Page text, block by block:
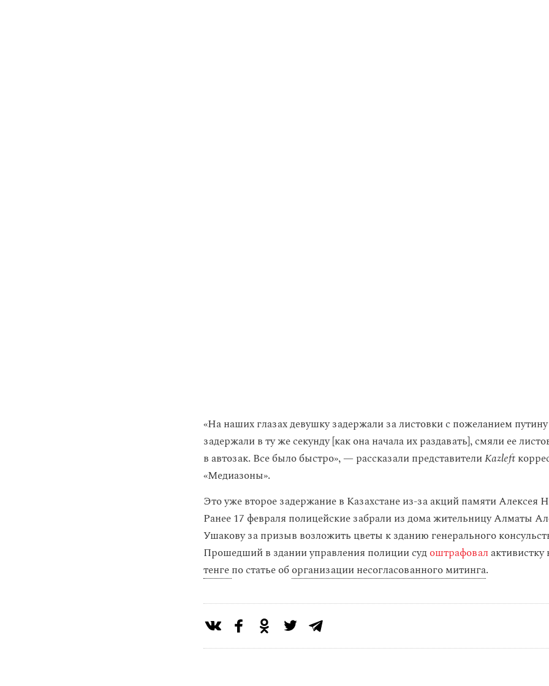
«На наших глазах девушку задержали за листовки с пожеланием
задержали в ту же секунду [как она начала их раздавать], смяли ее
в автозак. Все было быстро», — рассказали представителиKazleft
«Медиазоны».
Это уже второе задержание в Казахстане из-за акций памяти Алексея
Ранее 17 февраля полицейские забрали из дома жительницу Алматы
Ушакову за призыв возложить цветы к зданию генерального
Прошедший в здании управления полиции судоштрафовалактивистку
тенгепо статье оборганизации несогласованного митинга.